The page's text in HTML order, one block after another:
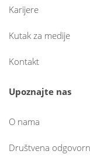
Karijere
Kutak za medije
Kontakt
Upoznajte nas
O nama
Društvena